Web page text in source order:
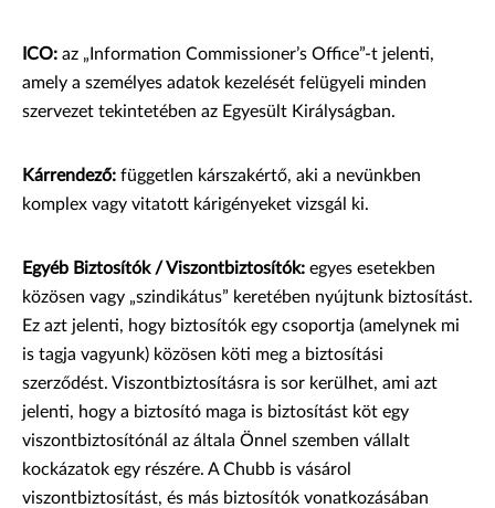
ICO: az „Information Commissioner’s Office”-t jelenti,
amely a személyes adatok kezelését felügyeli minden
szervezet tekintetében az Egyesült Királyságban.
Kárrendező: független kárszakértő, aki a nevünkben
komplex vagy vitatott kárigényeket vizsgál ki.
Egyéb Biztosítók / Viszontbiztosítók: egyes esetekben
közösen vagy „szindikátus” keretében nyújtunk biztosítást.
Ez azt jelenti, hogy biztosítók egy csoportja (amelynek mi
is tagja vagyunk) közösen köti meg a biztosítási
szerződést. Viszontbiztosításra is sor kerülhet, ami azt
jelenti, hogy a biztosító maga is biztosítást köt egy
viszontbiztosítónál az általa Önnel szemben vállalt
kockázatok egy részére. A Chubb is vásárol
viszontbiztosítást, és más biztosítók vonatkozásában